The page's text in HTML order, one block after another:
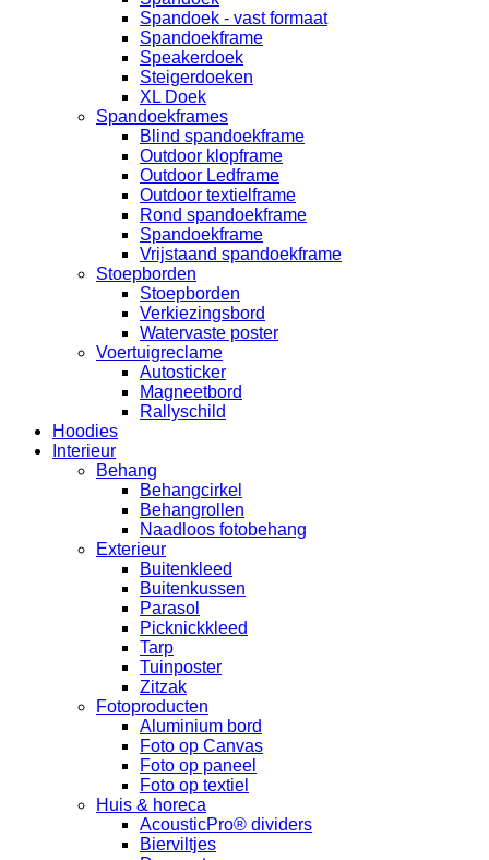
Spandoek - vast formaat
Spandoekframe
Speakerdoek
Steigerdoeken
XL Doek
Spandoekframes
Blind spandoekframe
Outdoor klopframe
Outdoor Ledframe
Outdoor textielframe
Rond spandoekframe
Spandoekframe
Vrijstaand spandoekframe
Stoepborden
Stoepborden
Verkiezingsbord
Watervaste poster
Voertuigreclame
Autosticker
Magneetbord
Rallyschild
Hoodies
Interieur
Behang
Behangcirkel
Behangrollen
Naadloos fotobehang
Exterieur
Buitenkleed
Buitenkussen
Parasol
Picknickkleed
Tarp
Tuinposter
Zitzak
Fotoproducten
Aluminium bord
Foto op Canvas
Foto op paneel
Foto op textiel
Huis & horeca
AcousticPro® dividers
Bierviltjes